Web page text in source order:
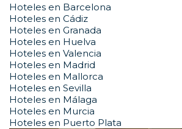
Hoteles en Barcelona
Hoteles en Cádiz
Hoteles en Granada
Hoteles en Huelva
Hoteles en Valencia
Hoteles en Madrid
Hoteles en Mallorca
Hoteles en Sevilla
Hoteles en Málaga
Hoteles en Murcia
Hoteles en Puerto Plata